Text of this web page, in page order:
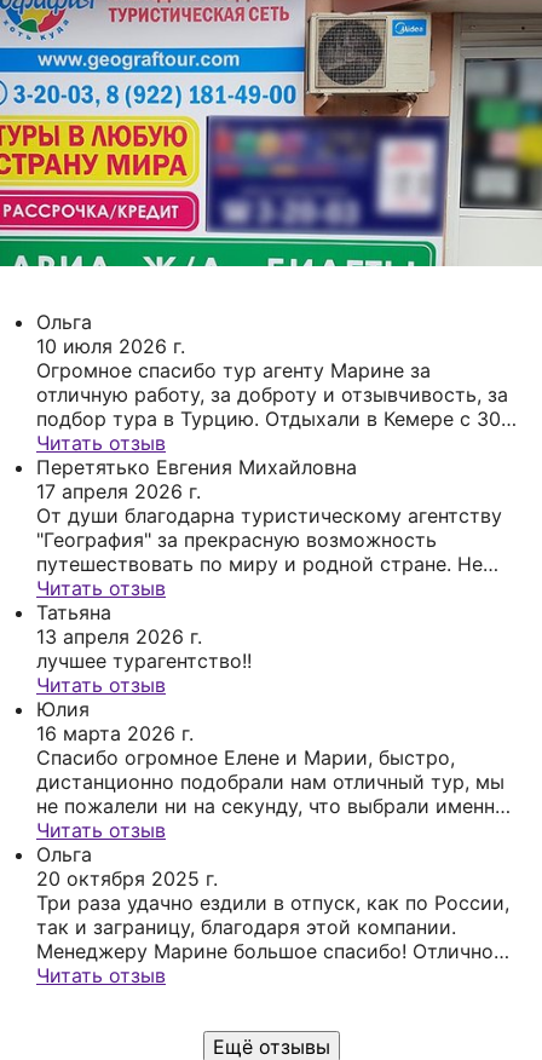
Ольга
10 июля 2026 г.
Огромное спасибо тур агенту Марине за
отличную работу, за доброту и отзывчивость, за
подбор тура в Турцию. Отдыхали в Кемере с 30
июня по 8 июля. Очень понравилось. Спасибо.
Читать отзыв
Перетятько Евгения Михайловна
17 апреля 2026 г.
От души благодарна туристическому агентству
"География" за прекрасную возможность
путешествовать по миру и родной стране. Не
буду перечислять страны, в которых побывала
благодаря "Географии", только скажу, что всегда
чувствовала заботу и чуткое отношение.
Мариночку считаю своим личным
туристическим гидом. Спасибо большое!!!
Читать отзыв
Татьяна
13 апреля 2026 г.
лучшее турагентство!!
Читать отзыв
Юлия
16 марта 2026 г.
Спасибо огромное Елене и Марии, быстро,
дистанционно подобрали нам отличный тур, мы
не пожалели ни на секунду, что выбрали именно
Географию
Читать отзыв
Ольга
20 октября 2025 г.
Три раза удачно ездили в отпуск, как по России,
так и заграницу, благодаря этой компании.
Менеджеру Марине большое спасибо! Отлично
нас проконсультировала, обязательно обратимся
Читать отзыв
Ещё отзывы